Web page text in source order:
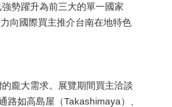
勢躍升為前三大的單一國家
向國際買主推介台南在地特色
龐大需求。展覽期間買主洽談
如高島屋（Takashimaya）、